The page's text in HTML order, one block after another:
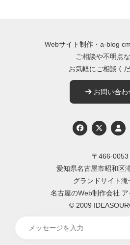
Webサイト制作・a-blog
ご相談や不明点な
お気軽にご相談くだ
お問い合わ
Twitter
〒466-0053
愛知県名古屋市昭和区
グランドサイト滝
名古屋のWeb制作会社 ア
© 2009
smart_toy AI ASSISTANT